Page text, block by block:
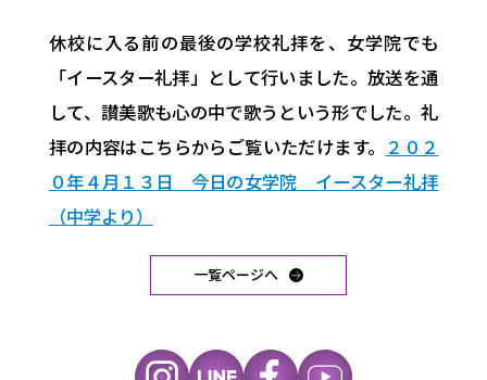
休校に入る前の最後の学校礼拝を、女学院でも
「イースター礼拝」として行いました。放送を通
して、讃美歌も心の中で歌うという形でした。礼
拝の内容はこちらからご覧いただけます。 ２０２
０年４月１３日 今日の女学院 イースター礼拝
（中学より）
一覧ページへ